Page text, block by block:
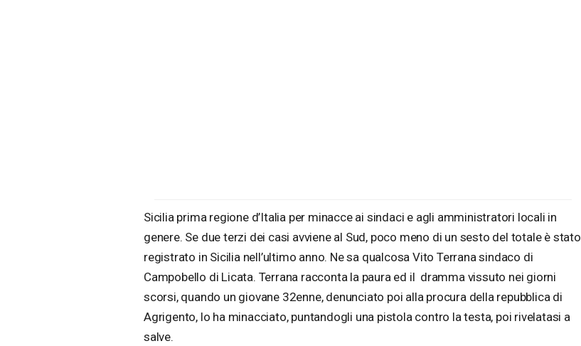
Sicilia prima regione d’Italia per minacce ai sindaci e agli amministratori locali in
genere. Se due terzi dei casi avviene al Sud, poco meno di un sesto del totale è stato
registrato in Sicilia nell’ultimo anno. Ne sa qualcosa Vito Terrana sindaco di
Campobello di Licata. Terrana racconta la paura ed il dramma vissuto nei giorni
scorsi, quando un giovane 32enne, denunciato poi alla procura della repubblica di
Agrigento, lo ha minacciato, puntandogli una pistola contro la testa, poi rivelatasi a
salve.